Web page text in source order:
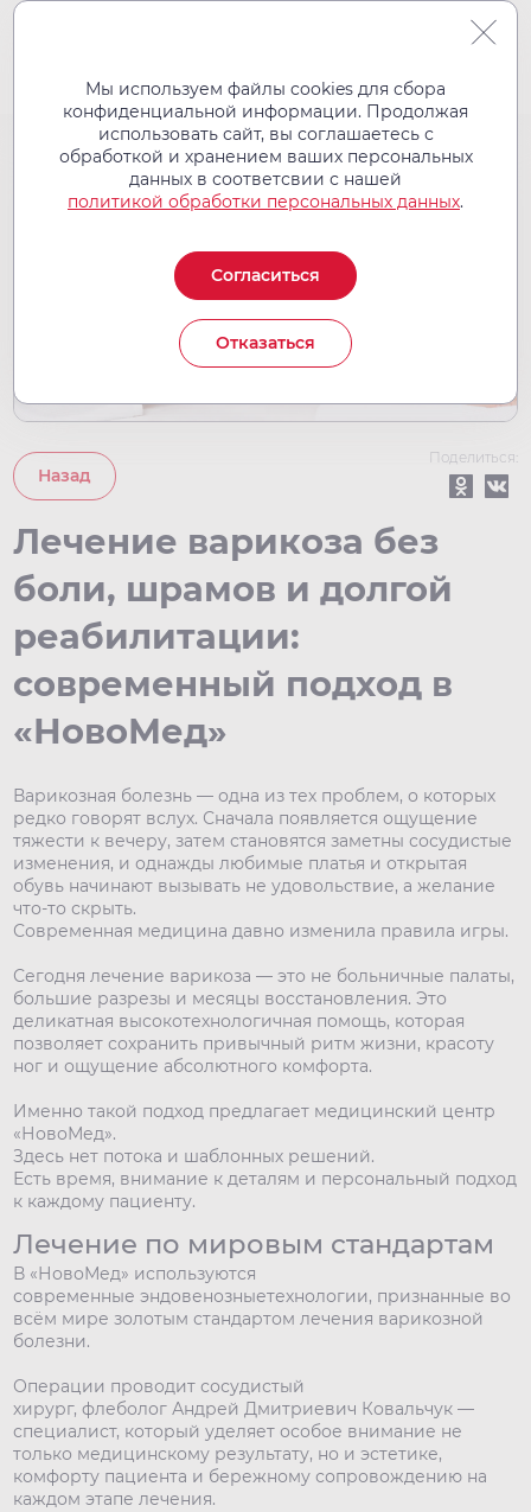
22
июн
Назад
Поделиться:
Лечение варикоза без
боли, шрамов и долгой
реабилитации:
современный подход в
«НовоМед»
Варикозная болезнь — одна из тех проблем, о которых
редко говорят вслух. Сначала появляется ощущение
тяжести к вечеру, затем становятся заметны сосудистые
изменения, и однажды любимые платья и открытая
обувь начинают вызывать не удовольствие, а желание
что-то скрыть.
Современная медицина давно изменила правила игры.
Сегодня лечение варикоза — это не больничные палаты,
большие разрезы и месяцы восстановления. Это
деликатная высокотехнологичная помощь, которая
позволяет сохранить привычный ритм жизни, красоту
ног и ощущение абсолютного комфорта.
Именно такой подход предлагает медицинский центр
«НовоМед».
Здесь нет потока и шаблонных решений.
Есть время, внимание к деталям и персональный подход
к каждому пациенту.
Лечение по мировым стандартам
В «НовоМед» используются
современные эндовенозныетехнологии, признанные во
всём мире золотым стандартом лечения варикозной
болезни.
Операции проводит сосудистый
хирург, флеболог Андрей Дмитриевич Ковальчук —
специалист, который уделяет особое внимание не
только медицинскому результату, но и эстетике,
комфорту пациента и бережному сопровождению на
каждом этапе лечения.
Мы используем файлы cookies для сбора
конфиденциальной информации. Продолжая
использовать сайт, вы соглашаетесь с
обработкой и хранением ваших персональных
данных в соответсвии с нашей
политикой обработки персональных данных.
Согласиться
Отказаться